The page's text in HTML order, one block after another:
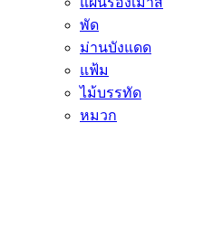
พัด
ม่านบังแดด
แฟ้ม
ไม้บรรทัด
หมวก